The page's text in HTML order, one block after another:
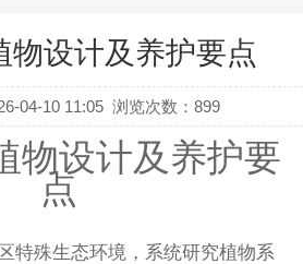
物设计及养护要点
04-10 11:05 浏览次数：899
物设计及养护要
点
殊生态环境，系统研究植物系